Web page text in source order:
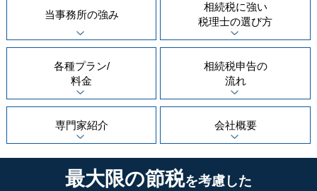
当事務所の強み
相続税に強い
税理士の選び方
各種プラン/
料金
相続税申告の
流れ
専門家紹介 会社概要
最大限の節税を考慮した